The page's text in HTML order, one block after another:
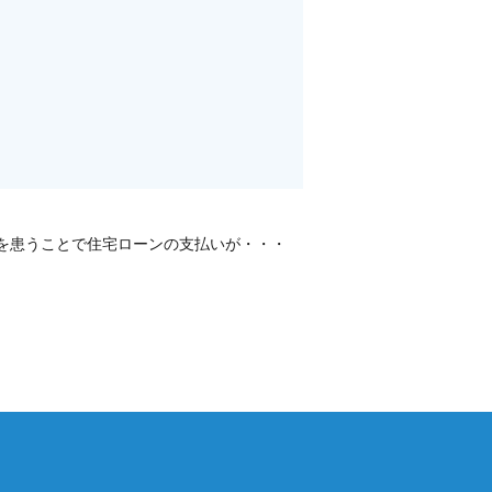
患うことで住宅ローンの支払いが・・・